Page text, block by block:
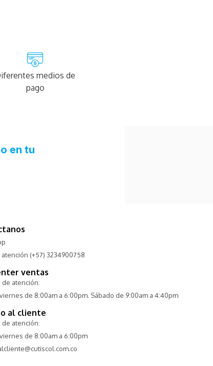
medios de
pago
(+57) 3234900758
ventas
de atención:
de 8:00am a 6:00pm. Sábado de 9:00am a 4:40pm
al cliente
de atención:
de 8:00am a 6:00pm